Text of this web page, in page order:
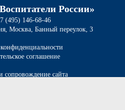
России»
(495) 146-68-46
Москва, Банный переулок, 3
соглашение
сопровождение сайта